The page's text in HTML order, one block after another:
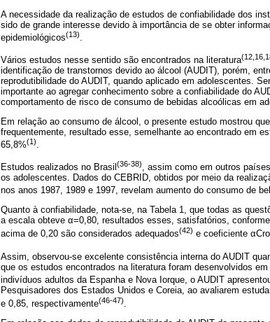
A necessidade da realização de estudos de confiabilidade dos
sido de grande interesse devido à importância de se obter
epidemiológicos(13).
Vários estudos nesse sentido são encontrados na literatura
identificação de transtornos devido ao álcool (AUDIT), porém,
reprodutibilidade do AUDIT, quando aplicado em adolescentes.
importante ao agregar conhecimento sobre a confiabilidade do
comportamento de risco de consumo de bebidas alcoólicas em
Em relação ao consumo de álcool, o presente estudo mostrou
frequentemente, resultado esse, semelhante ao encontrado em
65,8%(1).
Estudos realizados no Brasil (36-38) , assim como em outros países
os adolescentes. Dados do CEBRID, obtidos por meio da
nos anos 1987, 1989 e 1997, revelam aumento do consumo de
Quanto à confiabilidade, nota-se, na Tabela 1, que todas as
a escala obteve α=0,80, resultados esses, satisfatórios,
acima de 0,20 são considerados adequados(42) e coeficiente
Assim, observou-se excelente consistência interna do AUDIT
que os estudos encontrados na literatura foram desenvolvidos
indivíduos adultos da Espanha e Nova Iorque, o AUDIT
Pesquisadores dos Estados Unidos e Coreia, ao avaliarem
e 0,85, respectivamente(46-47)